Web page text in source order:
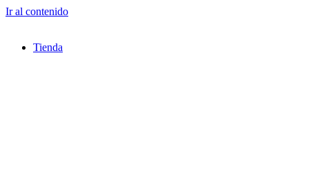
Ir al contenido
Tienda